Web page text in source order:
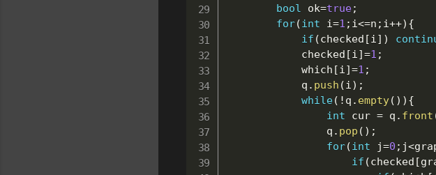
bool ok=true;
for(int i=1 ; i<=n ; i++) {
if (checked [i] )
			checked
[i]=1 ;
			which
[i]=1 ;
			q
. push (i) ;
while( ! q . empty( ) ) {
int cur = q . front
				q
. pop ( ) ;
for(int j=0 ; j<
if (checked [